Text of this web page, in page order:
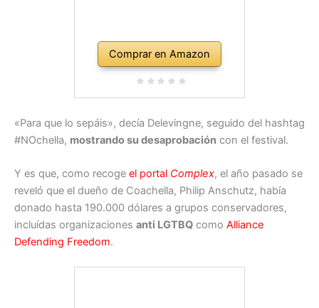
Comprar en Amazon
«Para que lo sepáis», decía Delevingne, seguido del hashtag
#NOchella, mostrando su desaprobación con el festival.
Y es que, como recoge el portal Complex, el año pasado se
reveló que el dueño de Coachella, Philip Anschutz, había
donado hasta 190.000 dólares a grupos conservadores,
incluídas organizaciones anti LGTBQ como Alliance
Defending Freedom.